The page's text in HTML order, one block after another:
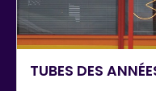
TUBES DES